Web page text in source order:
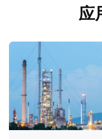
应